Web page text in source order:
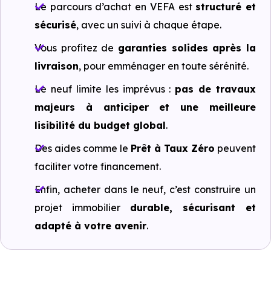
Le parcours d’achat en VEFA est structuré et
sécurisé, avec un suivi à chaque étape.
Vous profitez de garanties solides après la
livraison, pour emménager en toute sérénité.
Le neuf limite les imprévus : pas de travaux
majeurs à anticiper et une meilleure
lisibilité du budget global.
Des aides comme le Prêt à Taux Zéro peuvent
faciliter votre financement.
Enfin, acheter dans le neuf, c’est construire un
projet immobilier durable, sécurisant et
adapté à votre avenir.